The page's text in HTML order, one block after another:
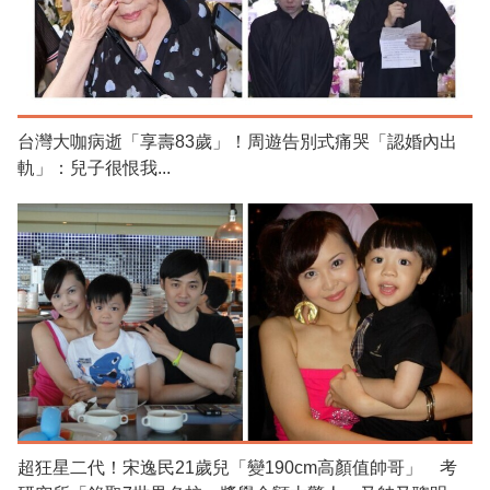
台灣大咖病逝「享壽83歲」！周遊告別式痛哭「認婚內出
軌」：兒子很恨我...
超狂星二代！宋逸民21歲兒「變190cm高顏值帥哥」 考